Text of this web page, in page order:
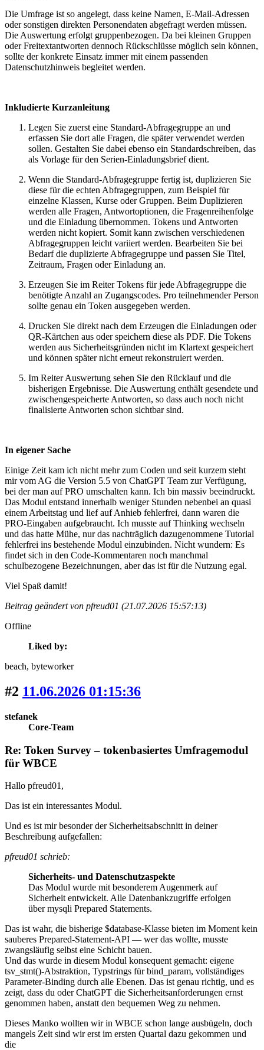
Die Umfrage ist so angelegt, dass keine Namen, E-Mail-Adressen
oder sonstigen direkten Personendaten abgefragt werden müssen.
Die Auswertung erfolgt gruppenbezogen. Da bei kleinen Gruppen
oder Freitextantworten dennoch Rückschlüsse möglich sein können,
sollte der konkrete Einsatz immer mit einem passenden
Datenschutzhinweis begleitet werden.
Inkludierte Kurzanleitung
Legen Sie zuerst eine Standard-Abfragegruppe an und
erfassen Sie dort alle Fragen, die später verwendet werden
sollen. Gestalten Sie dabei ebenso ein Standardschreiben, das
als Vorlage für den Serien-Einladungsbrief dient.
Wenn die Standard-Abfragegruppe fertig ist, duplizieren Sie
diese für die echten Abfragegruppen, zum Beispiel für
einzelne Klassen, Kurse oder Gruppen. Beim Duplizieren
werden alle Fragen, Antwortoptionen, die Fragenreihenfolge
und die Einladung übernommen. Tokens und Antworten
werden nicht kopiert. Somit kann zwischen verschiedenen
Abfragegruppen leicht variiert werden. Bearbeiten Sie bei
Bedarf die duplizierte Abfragegruppe und passen Sie Titel,
Zeitraum, Fragen oder Einladung an.
Erzeugen Sie im Reiter Tokens für jede Abfragegruppe die
benötigte Anzahl an Zugangscodes. Pro teilnehmender Person
sollte genau ein Token ausgegeben werden.
Drucken Sie direkt nach dem Erzeugen die Einladungen oder
QR-Kärtchen aus oder speichern diese als PDF. Die Tokens
werden aus Sicherheitsgründen nicht im Klartext gespeichert
und können später nicht erneut rekonstruiert werden.
Im Reiter Auswertung sehen Sie den Rücklauf und die
bisherigen Ergebnisse. Die Auswertung enthält gesendete und
zwischengespeicherte Antworten, so dass auch noch nicht
finalisierte Antworten schon sichtbar sind.
In eigener Sache
Einige Zeit kam ich nicht mehr zum Coden und seit kurzem steht
mir vom AG die Version 5.5 von ChatGPT Team zur Verfügung,
bei der man auf PRO umschalten kann. Ich bin massiv beeindruckt.
Das Modul entstand innerhalb weniger Stunden nebenbei an quasi
einem Arbeitstag und lief auf Anhieb fehlerfrei, dann waren die
PRO-Eingaben aufgebraucht. Ich musste auf Thinking wechseln
und das hatte Mühe, nur das nachträglich dazugenommene Tutorial
fehlerfrei ins bestehende Modul einzubinden. Nicht wundern: Es
findet sich in den Code-Kommentaren noch manchmal
schulbezogene Bezeichnungen, aber das ist für die Nutzung egal.
Viel Spaß damit!
Beitrag geändert von pfreud01 (21.07.2026 15:57:13)
Offline
Liked by:
beach, byteworker
#2 11.06.2026 01:15:36
stefanek
Core-Team
Re: Token Survey – tokenbasiertes Umfragemodul
für WBCE
Hallo pfreud01,
Das ist ein interessantes Modul.
Und es ist mir besonder der Sicherheitsabschnitt in deiner
Beschreibung aufgefallen:
pfreud01 schrieb:
Sicherheits- und Datenschutzaspekte
Das Modul wurde mit besonderem Augenmerk auf
Sicherheit entwickelt. Alle Datenbankzugriffe erfolgen
über mysqli Prepared Statements.
Das ist wahr, die bisherige $database-Klasse bieten im Moment kein
sauberes Prepared-Statement-API — wer das wollte, musste
zwangsläufig selbst eine Schicht bauen.
Und das wurde in diesem Modul konsequent gemacht: eigene
tsv_stmt()-Abstraktion, Typstrings für bind_param, vollständiges
Parameter-Binding durch alle Ebenen. Das ist genau richtig, und es
zeigt, dass du oder ChatGPT die Sicherheitsanforderungen ernst
genommen haben, anstatt den bequemen Weg zu nehmen.
Dieses Manko wollten wir in WBCE schon lange ausbügeln, doch
mangels Zeit sind wir erst im ersten Quartal dazu gekommen und
die